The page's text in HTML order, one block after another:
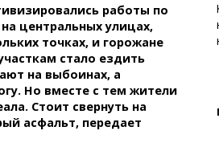
работы по
центральных улицах,
точках, и горожане
стало ездить
на выбоинах, а
Но вместе с тем жители
Стоит свернуть на
асфальт, передает